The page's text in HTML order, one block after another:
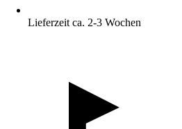
Lieferzeit ca. 2-3 Wochen